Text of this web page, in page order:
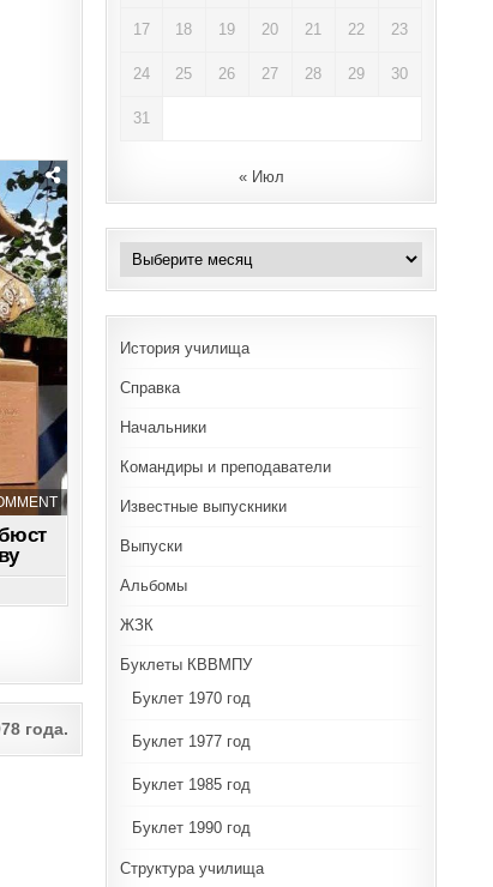
ON
В
АДМИРАЛУ
УШАКОВУ
года.
17 18 19 20 21 22 23
24 25 26 27 28 29 30
31
« Июл
Архивы
История училища
Справка
Начальники
Командиры и преподаватели
Известные выпускники
Выпуски
Альбомы
ЖЗК
Буклеты КВВМПУ
Буклет 1970 год
Буклет 1977 год
Буклет 1985 год
Буклет 1990 год
Структура училища